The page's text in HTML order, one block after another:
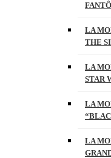
LA
THE
LA
STAR
LA
LA